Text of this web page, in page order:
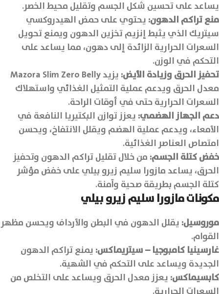
يساعد على تحسين شكل الجسم وتقليل محيط الخصر.
منع تراكم الدهون: يحتوي على حمض الهيدروكسي
سيتريك الذي يثبط إنزيم تخزين الدهون ويمنع تحويل
السعرات الحرارية الزائدة إلى دهون، مما يساعد على
التحكم في الوزن.
تحفيز الحرق وزيادة الأيض:
يزيد Mazora Slim Zero Belly
معدل الحرق ويدعم عملية التمثيل الغذائي واستهلاك
السعرات الحرارية حتى في أوقات الراحة.
دعم الجهاز الهضمي: يعزز توازن البكتيريا النافعة في
الأمعاء، ويدعم عملية الهضم ويقلل الانتفاخ، ويحسن
امتصاص العناصر الغذائية.
خفض كتلة الجسم: من خلال تقليل تراكم الدهون وتحفيز
الحرق، يساعد مازورا سليم زيرو بيلي على خفض مؤشر
كتلة الجسم بطريقة صحية وآمنة.
مكوناتمازورا سليم زيرو بيلي
موروسيل: يقلل الدهون في البطن والأرداف ويحسن مظهر
القوام.
غارسينيا كامبوجيا – سيتريماكس: يمنع تراكم الدهون
الجديدة ويساعد على التحكم في الشهية.
كابسيماكس: يعزز معدل الحرق ويساعد على التخلص من